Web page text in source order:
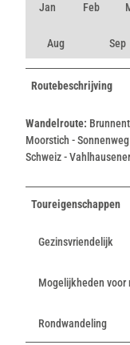
Jan Feb
Aug Sep
Routebeschrijving
Wandelroute:
Moorstich -
Schweiz -
Toureigenschappen
Gezinsvriendelijk
Mogelijkheden voor
Rondwandeling